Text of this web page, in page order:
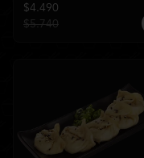
$4.490
$5.740